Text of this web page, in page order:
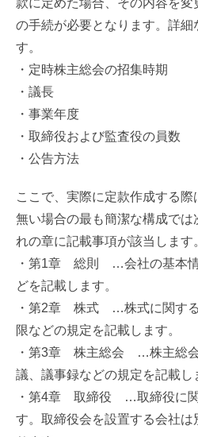
款に定めた場合、その内容を
の手続が必要となります。詳
す。
・定時株主総会の招集時期
・議長
・事業年度
・取締役および監査役の員数
・公告方法
ここで、実際に定款作成する
無い場合の最も簡潔な構成で
れの章に記載事項が該当します
・第1章 総則 …会社の基本情
どを記載します。
・第2章 株式 …株式に関する
限などの規定を記載します。
・第3章 株主総会 …株主総会
議、議事録などの規定を記載し
・第4章 取締役 …取締役に関
す。取締役会を設置する会社